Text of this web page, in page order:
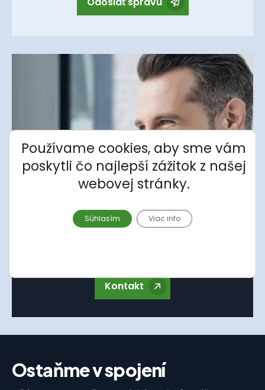
Potrebujete poradiť?
Kontakt
Ostaňme v spojení
Používame cookies, aby sme vám
poskytli čo najlepší zážitok z našej
webovej stránky.
Súhlasím Viac info